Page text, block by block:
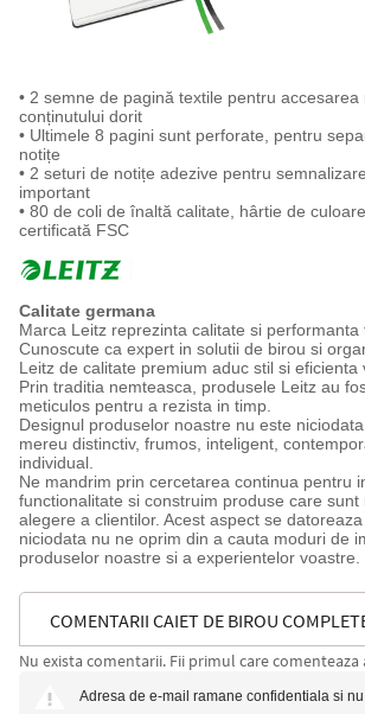
• 2 semne de pagină textile pentru accesarea
conținutului dorit
• Ultimele 8 pagini sunt perforate, pentru
notițe
• 2 seturi de notițe adezive pentru
important
• 80 de coli de înaltă calitate, hârtie de
certificată FSC
Calitate germana
Marca Leitz reprezinta calitate si performanta
Cunoscute ca expert in solutii de birou si
Leitz de calitate premium aduc stil si eficienta
Prin traditia nemteasca, produsele Leitz au
meticulos pentru a rezista in timp.
Designul produselor noastre nu este
mereu distinctiv, frumos, inteligent,
individual.
Ne mandrim prin cercetarea continua pentru
functionalitate si construim produse care sunt
alegere a clientilor. Acest aspect se
niciodata nu ne oprim din a cauta moduri de
produselor noastre si a experientelor voastre.
COMENTARII CAIET DE BIROU
DURA, CERTIFICARE FSC, RECICLABIL,
Nu exista comentarii. Fii primul care comenteaza
Adresa de e-mail ramane confidentiala si